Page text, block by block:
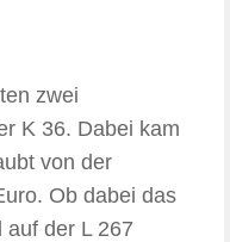
zwei
K 36. Dabei kam
von der
Ob dabei das
der L 267